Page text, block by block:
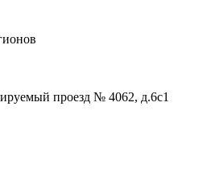
проезд № 4062, д.6с1